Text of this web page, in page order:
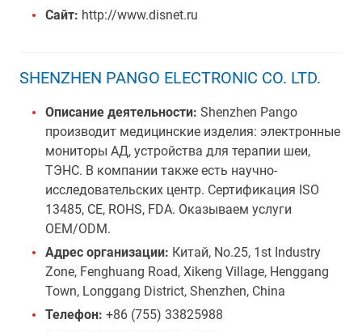
Сайт: http://www.disnet.ru
SHENZHEN PANGO ELECTRONIC CO. LTD.
Описание деятельности: Shenzhen Pango
производит медицинские изделия: электронные
мониторы АД, устройства для терапии шеи,
ТЭНС. В компании также есть научно-
исследовательских центр. Сертификация ISO
13485, CE, ROHS, FDA. Оказываем услуги
OEM/ODM.
Адрес организации: Китай, No.25, 1st Industry
Zone, Fenghuang Road, Xikeng Village, Henggang
Town, Longgang District, Shenzhen, China
Телефон: +86 (755) 33825988